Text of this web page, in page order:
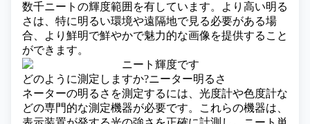
数千ニートの輝度範囲を有しています。より高い明る
さは、特に明るい環境や遠隔地で見る必要がある場
合、より鮮明で鮮やかで魅力的な画像を提供すること
ができます。
どのように測定しますか?ニーター明るさ
ネーターの明るさを測定するには、 光度計や色度計な
どの専門的な測定機器が必要です。これらの機器は、